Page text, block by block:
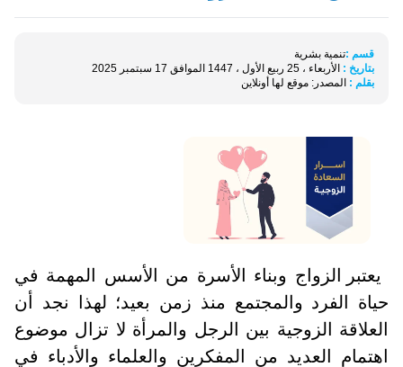
قسم :تنمية بشرية
بتاريخ : الأربعاء ، 25 ربيع الأول ، 1447 الموافق 17 سبتمبر 2025
بقلم : المصدر: موقع لها أونلاين
يعتبر الزواج وبناء الأسرة من الأسس المهمة في
حياة الفرد والمجتمع منذ زمن بعيد؛ لهذا نجد أن
العلاقة الزوجية بين الرجل والمرأة لا تزال موضوع
اهتمام العديد من المفكرين والعلماء والأدباء في